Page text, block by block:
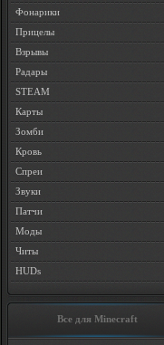
Фонарики
Прицелы
Взрывы
Радары
STEAM
Карты
Зомби
Кровь
Спреи
Звуки
Патчи
Моды
Читы
HUDs
Все для Minecraft